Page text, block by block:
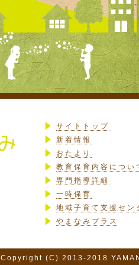
サイトトップ
新着情報
おたより
教育保育内容につい
専門指導詳細
一時保育
地域子育て支援セン
やまなみプラス
Copyright (C) 2013-2018